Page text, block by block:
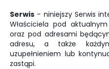
Serwis - niniejszy Serwis
Właściciela pod
oraz pod adresami
adresu, a także
uzupełnieniem lub
zastąpi.